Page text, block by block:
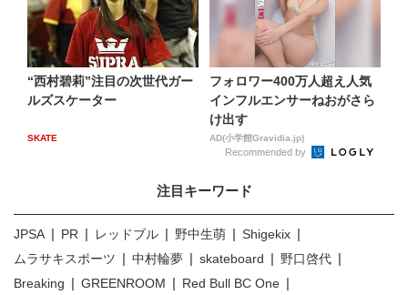
“西村碧莉”注目の次世代ガー
ルズスケーター
SKATE
フォロワー400万人超え人気
インフルエンサーねおがさら
け出す
AD(小学館Gravidia.jp)
Recommended by
注目キーワード
JPSA PR レッドブル 野中生萌
Shigekix
ムラサキスポーツ
中村輪夢 skateboard
野口啓代
Breaking
GREENROOM
Red Bull BC One